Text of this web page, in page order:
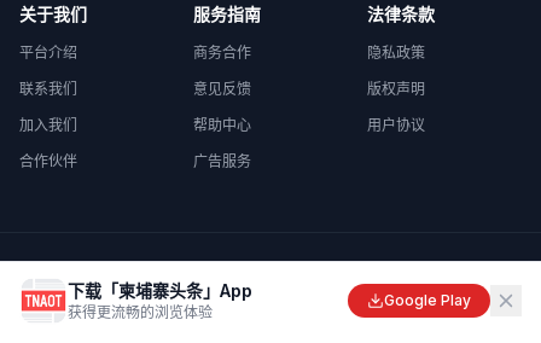
关于我们
平台介绍
联系我们
加入我们
合作伙伴
服务指南
商务合作
意见反馈
帮助中心
广告服务
法律条款
隐私政策
版权声明
用户协议
Made with
in Cambodia
下载「柬埔寨头条」App
获得更流畅的浏览体验
Google Play